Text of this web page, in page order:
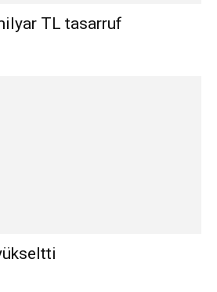
TL tasarruf